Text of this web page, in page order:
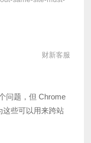
财新客服
问题，但 Chrome
这些可以用来跨站